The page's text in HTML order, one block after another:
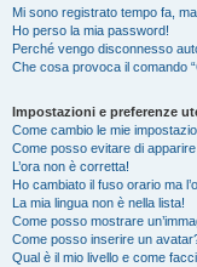
Mi sono registrato tempo fa,
Ho perso la mia password!
Perché vengo disconnesso
Che cosa provoca il comando
Impostazioni e preferenze
Come cambio le mie
Come posso evitare di
L’ora non è corretta!
Ho cambiato il fuso orario ma
La mia lingua non è nella lista!
Come posso mostrare
Come posso inserire un
Qual è il mio livello e come